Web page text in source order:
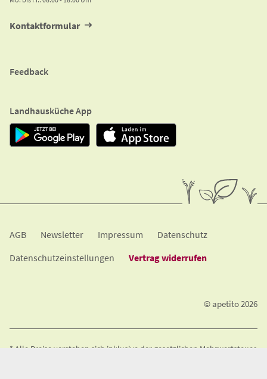
Kontaktformular
Feedback
Landhausküche App
A​G​B Newsletter Impressum
Datenschutz
Datenschutzeinstellungen
Vertrag widerrufen
© apetito 2026
* Alle Preise verstehen sich inklusive der gesetzlichen Mehrwertsteuer.